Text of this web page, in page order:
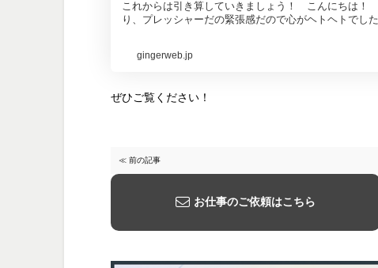
これからは引き算していきましょう！ こんにちは！
り、プレッシャーだの緊張感だので心がヘトヘトでし
gingerweb.jp
ぜひご覧ください！
≪ 前の記事
お仕事のご依頼はこちら